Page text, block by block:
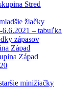
Stred
žiačky
– tabuľka
zápasov
Západ
Západ
minižiačky